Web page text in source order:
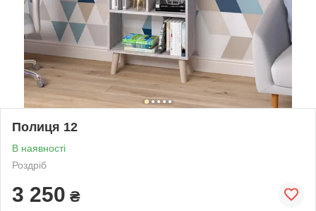
Полиця 12
В наявності
Роздріб
3 250 ₴